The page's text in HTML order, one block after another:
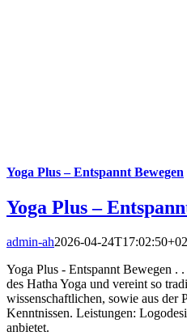
Yoga Plus – Entspannt Bewegen
Yoga Plus –
admin-ah2026-04-
Yoga Plus - Entspannt Bewegen .
des Hatha Yoga und vereint so
wissenschaftlichen, sowie aus der
Kenntnissen. Leistungen:
anbietet.